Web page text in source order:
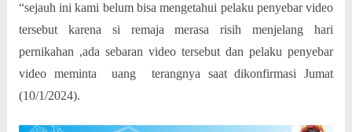
“sejauh ini kami belum bisa mengetahui pelaku penyebar video
tersebut karena si remaja merasa risih menjelang hari
pernikahan ,ada sebaran video tersebut dan pelaku penyebar
video meminta
uang
terangnya saat dikonfirmasi Jumat
(10/1/2024).